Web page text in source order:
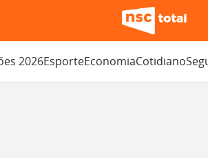
2026EsporteEconomiaCotidiano